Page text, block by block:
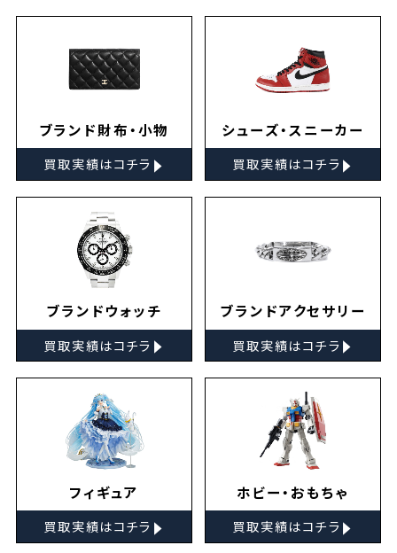
ブランド財布・小物
買取実績はコチラ ▸
シューズ・スニーカー
買取実績はコチラ ▸
ブランドウォッチ
買取実績はコチラ ▸
ブランドアクセサリー
買取実績はコチラ ▸
フィギュア
買取実績はコチラ ▸
ホビー・おもちゃ
買取実績はコチラ ▸